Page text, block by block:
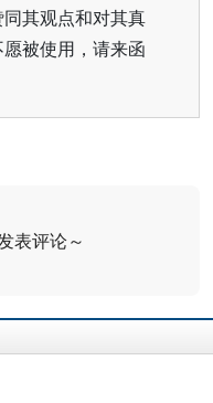
其观点和对其真
被使用，请来函
表评论～